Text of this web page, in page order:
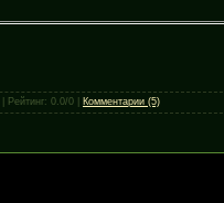
| Рейтинг: 0.0/0 | Комментарии (5)